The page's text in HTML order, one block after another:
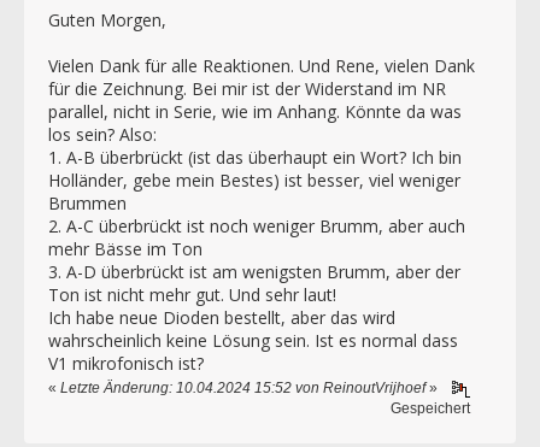
Guten Morgen,
Vielen Dank für alle Reaktionen. Und Rene, vielen Dank
für die Zeichnung. Bei mir ist der Widerstand im NR
parallel, nicht in Serie, wie im Anhang. Könnte da was
los sein? Also:
1. A-B überbrückt (ist das überhaupt ein Wort? Ich bin
Holländer, gebe mein Bestes) ist besser, viel weniger
Brummen
2. A-C überbrückt ist noch weniger Brumm, aber auch
mehr Bässe im Ton
3. A-D überbrückt ist am wenigsten Brumm, aber der
Ton ist nicht mehr gut. Und sehr laut!
Ich habe neue Dioden bestellt, aber das wird
wahrscheinlich keine Lösung sein. Ist es normal dass
V1 mikrofonisch ist?
« Letzte Änderung: 10.04.2024 15:52 von ReinoutVrijhoef»
Gespeichert